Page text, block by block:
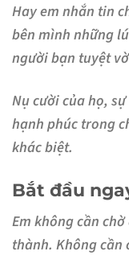
Hay em nhắn tin
bên mình những
người bạn tuyệt
Nụ cười của họ,
hạnh phúc trong
khác biệt.
Bắt đầu
Em không cần
thành. Không cần